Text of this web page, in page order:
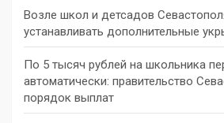
Возле школ и детсадов
устанавливать дополнительные
По 5 тысяч рублей на школьника
автоматически: правительство
порядок выплат